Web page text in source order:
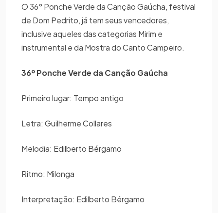
O 36° Ponche Verde da Canção Gaúcha, festival
de Dom Pedrito, já tem seus vencedores,
inclusive aqueles das categorias Mirim e
instrumental e da Mostra do Canto Campeiro.
36º Ponche Verde da Canção Gaúcha
Primeiro lugar: Tempo antigo
Letra: Guilherme Collares
Melodia: Edilberto Bérgamo
Ritmo: Milonga
Interpretação: Edilberto Bérgamo